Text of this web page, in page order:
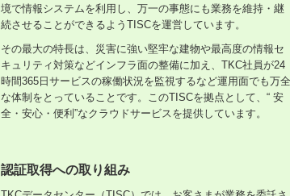
境で情報システムを利用し、万一の事態にも業務を維持・継
続させることができるようTISCを運営しています。
その最大の特長は、災害に強い堅牢な建物や最高度の情報セ
キュリティ対策などインフラ面の整備に加え、TKC社員が24
時間365日サービスの稼働状況を監視するなど運用面でも万全
な体制をとっていることです。このTISCを拠点として、“ 安
全・安心・便利”なクラウドサービスを提供しています。
認証取得への取り組み